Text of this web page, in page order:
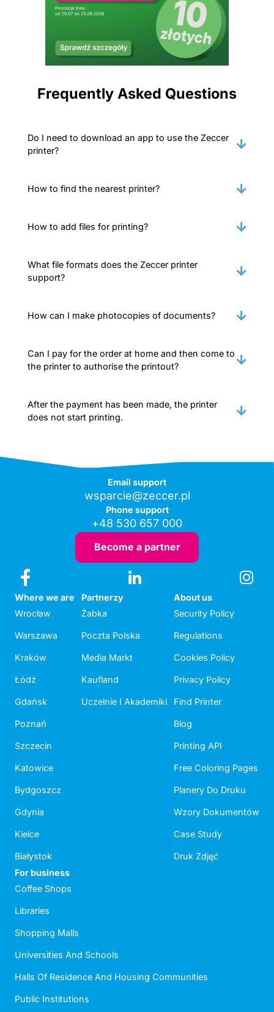
Frequently Asked Questions
Do I need to download an app to use the Zeccer
printer?
How to find the nearest printer?
How to add files for printing?
What file formats does the Zeccer printer
support?
How can I make photocopies of documents?
Can I pay for the order at home and then come to
the printer to authorise the printout?
After the payment has been made, the printer
does not start printing.
Email support
wsparcie@zeccer.pl
Phone support
+48 530 657 000
Become a partner
Where we are
Wrocław
Warszawa
Kraków
Łódź
Gdańsk
Poznań
Szczecin
Katowice
Bydgoszcz
Gdynia
Kielce
Białystok
Partnerzy
Żabka
Poczta Polska
Media Markt
Kaufland
Uczelnie I Akademiki
About us
Security Policy
Regulations
Cookies Policy
Privacy Policy
Find Printer
Blog
Printing API
Free Coloring Pages
Planery Do Druku
Wzory Dokumentów
Case Study
Druk Zdjęć
For business
Coffee Shops
Libraries
Shopping Malls
Universities And Schools
Halls Of Residence And Housing Communities
Public Institutions